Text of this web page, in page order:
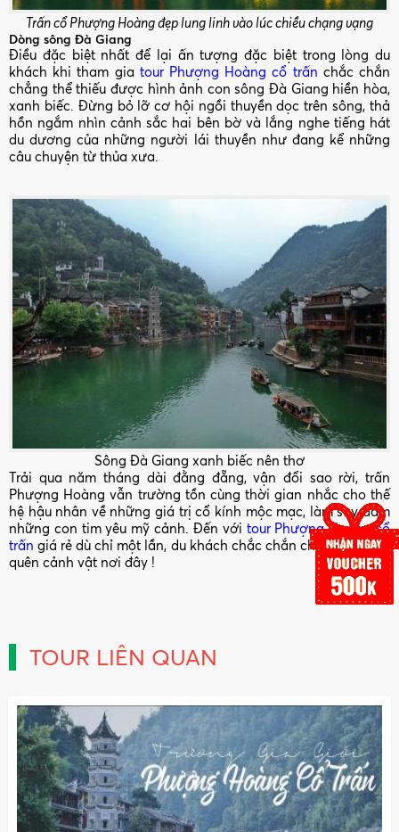
Trấn cổ Phượng Hoàng đẹp lung linh vào lúc chiều chạng vạng
Dòng sông Đà Giang
Điều đặc biệt nhất để lại ấn tượng đặc biệt trong lòng du
khách khi tham gia tour Phượng Hoàng cổ trấn chắc chắn
chẳng thể thiếu được hình ảnh con sông Đà Giang hiền hòa,
xanh biếc. Đừng bỏ lỡ cơ hội ngồi thuyền dọc trên sông, thả
hồn ngắm nhìn cảnh sắc hai bên bờ và lắng nghe tiếng hát
du dương của những người lái thuyền như đang kể những
câu chuyện từ thủa xưa.
Sông Đà Giang xanh biếc nên thơ
Trải qua năm tháng dài đằng đẵng, vận đổi sao rời, trấn
Phượng Hoàng vẫn trường tồn cùng thời gian nhắc cho thế
hệ hậu nhân về những giá trị cổ kính mộc mạc, làm say đắm
những con tim yêu mỹ cảnh. Đến với tour Phượng Hoàng cổ
trấn giá rẻ dù chỉ một lần, du khách chắc chắn chẳng thể nào
quên cảnh vật nơi đây !
TOUR LIÊN QUAN